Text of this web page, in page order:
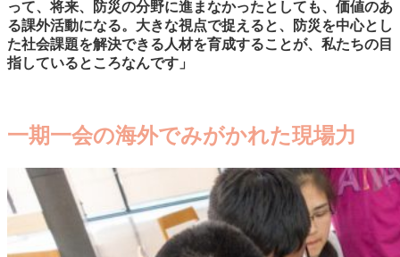
って、将来、防災の分野に進まなかったとしても、価値のあ
る課外活動になる。大きな視点で捉えると、防災を中心とし
た社会課題を解決できる人材を育成することが、私たちの目
指しているところなんです」
一期一会の海外でみがかれた現場力